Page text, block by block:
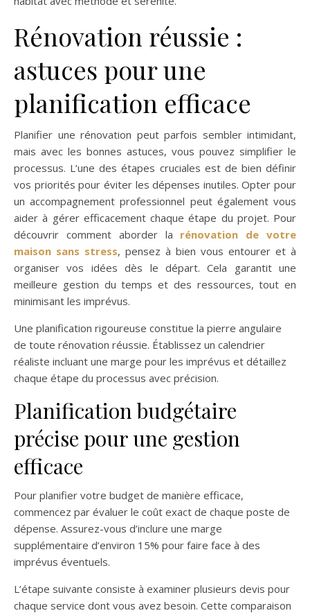
Rénovation réussie :
astuces pour une
planification efficace
Planifier une rénovation peut parfois sembler intimidant,
mais avec les bonnes astuces, vous pouvez simplifier le
processus. L’une des étapes cruciales est de bien définir
vos priorités pour éviter les dépenses inutiles. Opter pour
un accompagnement professionnel peut également vous
aider à gérer efficacement chaque étape du projet. Pour
découvrir comment aborder la rénovation de votre
maison sans stress, pensez à bien vous entourer et à
organiser vos idées dès le départ. Cela garantit une
meilleure gestion du temps et des ressources, tout en
minimisant les imprévus.
Une planification rigoureuse constitue la pierre angulaire
de toute rénovation réussie. Établissez un calendrier
réaliste incluant une marge pour les imprévus et détaillez
chaque étape du processus avec précision.
Planification budgétaire
précise pour une gestion
efficace
Pour planifier votre budget de manière efficace,
commencez par évaluer le coût exact de chaque poste de
dépense. Assurez-vous d’inclure une marge
supplémentaire d’environ 15% pour faire face à des
imprévus éventuels.
L’étape suivante consiste à examiner plusieurs devis pour
chaque service dont vous avez besoin. Cette comparaison